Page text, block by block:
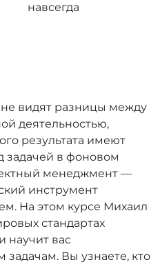
навсегда
видят разницы между
деятельностью,
результата имеют
задачей в фоновом
менеджмент —
инструмент
На этом курсе Михаил
стандартах
научит вас
задачам. Вы узнаете, кто